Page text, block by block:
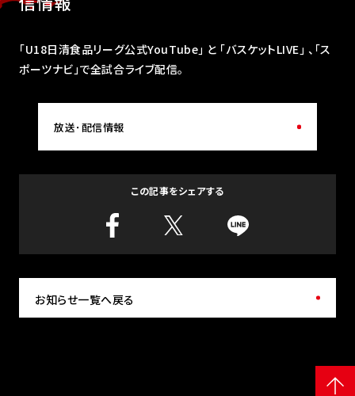
｢U18日清食品リーグ公式YouTube｣ と ｢バスケットLIVE｣ 、「ス
ポーツナビ」で全試合ライブ配信。
放送･配信情報
この記事をシェアする
お知らせ一覧へ戻る